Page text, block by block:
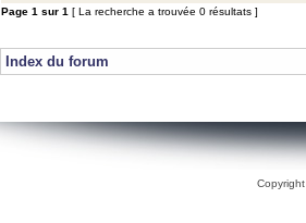
Page 1 sur 1 [ La recherche a trouvée 0 résultats ]
Index du forum